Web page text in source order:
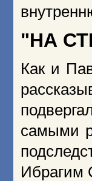
"НА
Как и
самыми
Ибрагим